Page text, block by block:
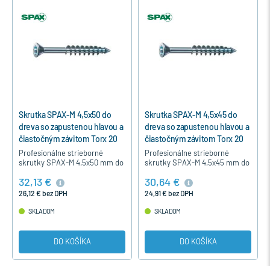
Skrutka SPAX-M 4,5x50 do
dreva so zapustenou hlavou a
čiastočným závitom Torx 20
Profesionálne strieborné
skrutky SPAX-M 4,5x50 mm do
čiastočným závitom,
strieborné modrý pozink,
32,13 €
26,12 € bez DPH
SKLADOM
DO KOŠÍKA
Skrutka SPAX-M 4,5x45 do
dreva so zapustenou hlavou a
čiastočným závitom Torx 20
Profesionálne strieborné
skrutky SPAX-M 4,5x45 mm do
čiastočným závitom,
strieborné modrý pozink,
30,64 €
24,91 € bez DPH
SKLADOM
DO KOŠÍKA